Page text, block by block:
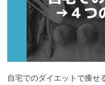
自宅でのダイエットで痩せ